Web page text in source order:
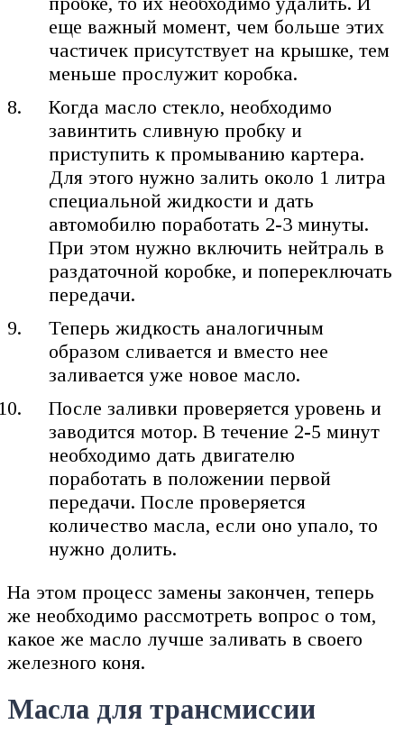
еще важный момент, чем больше этих
частичек присутствует на крышке, тем
меньше прослужит коробка.
Когда масло стекло, необходимо
завинтить сливную пробку и
приступить к промыванию картера.
Для этого нужно залить около 1 литра
специальной жидкости и дать
автомобилю поработать 2-3 минуты.
При этом нужно включить нейтраль в
раздаточной коробке, и попереключать
передачи.
Теперь жидкость аналогичным
образом сливается и вместо нее
заливается уже новое масло.
После заливки проверяется уровень и
заводится мотор. В течение 2-5 минут
необходимо дать двигателю
поработать в положении первой
передачи. После проверяется
количество масла, если оно упало, то
нужно долить.
На этом процесс замены закончен, теперь
же необходимо рассмотреть вопрос о том,
какое же масло лучше заливать в своего
железного коня.
Масла для трансмиссии